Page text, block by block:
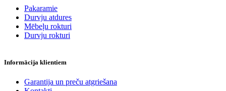
Pakaramie
Durvju atdures
Mēbeļu rokturi
Durvju rokturi
Informācija klientiem
Garantija un preču atgriešana